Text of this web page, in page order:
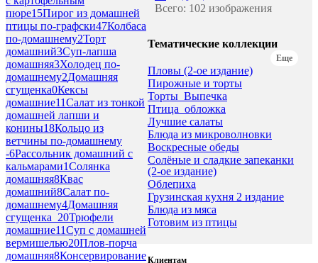
пюре15Пирог из домашней
птицы по-графски47Колбаса
по-домашнему2Торт
домашний3Суп-лапша
домашняя3Холодец по-
домашнему2Домашняя
сгущенка0Кексы
домашние11Салат из тонкой
домашней лапши и
конины18Кольцо из
ветчины по-домашнему
-6Рассольник домашний с
кальмарами1Солянка
домашняя8Квас
домашний8Салат по-
домашнему4Домашняя
сгущенка_20Трюфели
домашние11Суп с домашней
вермишелью20Плов-порча
домашняя8Консервирование
Всего: 102 изображения
Тематические коллекции
Еще
Пловы (2-ое издание)
Пирожные и торты
Торты_Выпечка
Птица_обложка
Лучшие салаты
Блюда из микроволновки
Воскресные обеды
Солёные и сладкие запеканки
(2-ое издание)
Облепиха
Грузинская кухня 2 издание
Блюда из мяса
Готовим из птицы
Клиентам